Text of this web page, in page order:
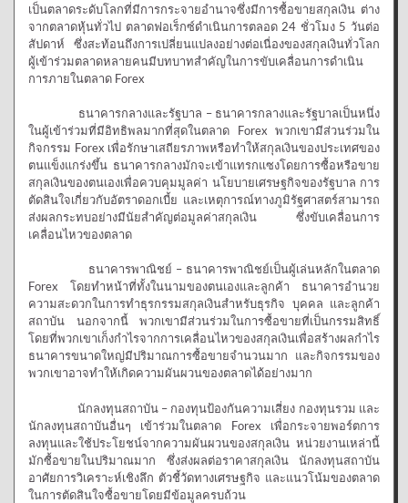
เป็นตลาดระดับโลกที่มีการกระจายอำนาจซึ่งมีการซื้อขายสกุลเงิน ต่าง
จากตลาดหุ้นทั่วไป ตลาดฟอเร็กซ์ดำเนินการตลอด 24 ชั่วโมง 5 วันต่อ
สัปดาห์ ซึ่งสะท้อนถึงการเปลี่ยนแปลงอย่างต่อเนื่องของสกุลเงินทั่วโลก
ผู้เข้าร่วมตลาดหลายคนมีบทบาทสำคัญในการขับเคลื่อนการดำเนิน
การภายในตลาด Forex
ธนาคารกลางและรัฐบาล – ธนาคารกลางและรัฐบาลเป็นหนึ่ง
ในผู้เข้าร่วมที่มีอิทธิพลมากที่สุดในตลาด Forex พวกเขามีส่วนร่วมใน
กิจกรรม Forex เพื่อรักษาเสถียรภาพหรือทำให้สกุลเงินของประเทศของ
ตนแข็งแกร่งขึ้น ธนาคารกลางมักจะเข้าแทรกแซงโดยการซื้อหรือขาย
สกุลเงินของตนเองเพื่อควบคุมมูลค่า นโยบายเศรษฐกิจของรัฐบาล การ
ตัดสินใจเกี่ยวกับอัตราดอกเบี้ย และเหตุการณ์ทางภูมิรัฐศาสตร์สามารถ
ส่งผลกระทบอย่างมีนัยสำคัญต่อมูลค่าสกุลเงิน ซึ่งขับเคลื่อนการ
เคลื่อนไหวของตลาด
ธนาคารพาณิชย์ – ธนาคารพาณิชย์เป็นผู้เล่นหลักในตลาด
Forex โดยทำหน้าที่ทั้งในนามของตนเองและลูกค้า ธนาคารอำนวย
ความสะดวกในการทำธุรกรรมสกุลเงินสำหรับธุรกิจ บุคคล และลูกค้า
สถาบัน นอกจากนี้ พวกเขามีส่วนร่วมในการซื้อขายที่เป็นกรรมสิทธิ์
โดยที่พวกเขาเก็งกำไรจากการเคลื่อนไหวของสกุลเงินเพื่อสร้างผลกำไร
ธนาคารขนาดใหญ่มีปริมาณการซื้อขายจำนวนมาก และกิจกรรมของ
พวกเขาอาจทำให้เกิดความผันผวนของตลาดได้อย่างมาก
นักลงทุนสถาบัน – กองทุนป้องกันความเสี่ยง กองทุนรวม และ
นักลงทุนสถาบันอื่นๆ เข้าร่วมในตลาด Forex เพื่อกระจายพอร์ตการ
ลงทุนและใช้ประโยชน์จากความผันผวนของสกุลเงิน หน่วยงานเหล่านี้
มักซื้อขายในปริมาณมาก ซึ่งส่งผลต่อราคาสกุลเงิน นักลงทุนสถาบัน
อาศัยการวิเคราะห์เชิงลึก ตัวชี้วัดทางเศรษฐกิจ และแนวโน้มของตลาด
ในการตัดสินใจซื้อขายโดยมีข้อมูลครบถ้วน